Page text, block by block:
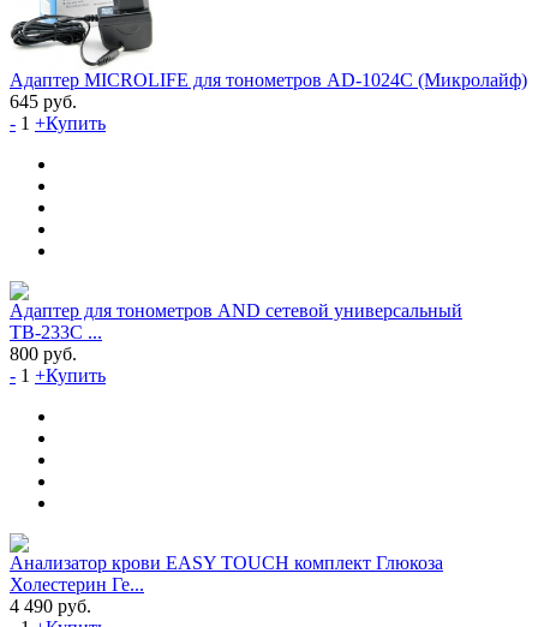
Адаптер MICROLIFE для тонометров AD-1024C (Микролайф)
645 руб.
- 1 +Купить
Адаптер для тонометров AND сетевой универсальный
ТВ-233С ...
800 руб.
- 1 +Купить
Анализатор крови EASY TOUCH комплект Глюкоза
Холестерин Ге...
4 490 руб.